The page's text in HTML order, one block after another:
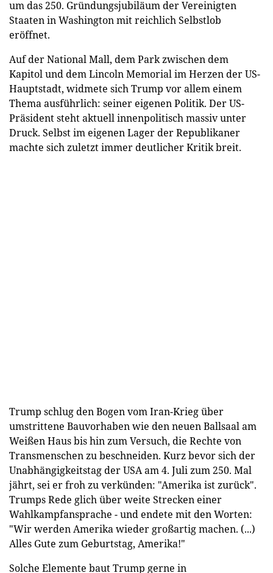
um das 250. Gründungsjubiläum der Vereinigten
Staaten in Washington mit reichlich Selbstlob
eröffnet.
Auf der National Mall, dem Park zwischen dem
Kapitol und dem Lincoln Memorial im Herzen der US-
Hauptstadt, widmete sich Trump vor allem einem
Thema ausführlich: seiner eigenen Politik. Der US-
Präsident steht aktuell innenpolitisch massiv unter
Druck. Selbst im eigenen Lager der Republikaner
machte sich zuletzt immer deutlicher Kritik breit.
Trump schlug den Bogen vom Iran-Krieg über
umstrittene Bauvorhaben wie den neuen Ballsaal am
Weißen Haus bis hin zum Versuch, die Rechte von
Transmenschen zu beschneiden. Kurz bevor sich der
Unabhängigkeitstag der USA am 4. Juli zum 250. Mal
jährt, sei er froh zu verkünden: "Amerika ist zurück".
Trumps Rede glich über weite Strecken einer
Wahlkampfansprache - und endete mit den Worten:
"Wir werden Amerika wieder großartig machen. (...)
Alles Gute zum Geburtstag, Amerika!"
Solche Elemente baut Trump gerne in